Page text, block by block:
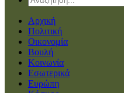
Αρχική
Πολιτική
Οικονομία
Βουλή
Κοινωνία
Εσωτερικά
Ευρώπη